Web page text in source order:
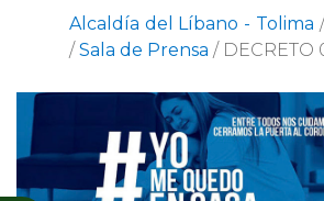
Alcaldía del Líbano - Tolima /
/ Sala de Prensa / DECRETO